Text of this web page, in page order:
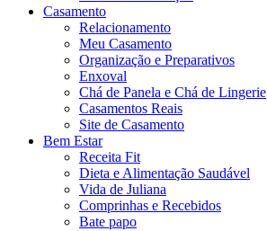
Casamento
Relacionamento
Meu Casamento
Organização e Preparativos
Enxoval
Chá de Panela e Chá de Lingerie
Casamentos Reais
Site de Casamento
Bem Estar
Receita Fit
Dieta e Alimentação Saudável
Vida de Juliana
Comprinhas e Recebidos
Bate papo